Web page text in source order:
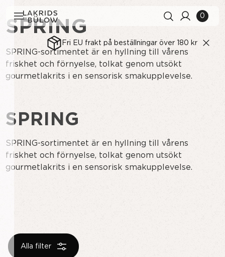
SPRING
SPRING-sortimentet är en hyllning till vårens
friskhet och förnyelse, tolkat genom utsökt
gourmetlakrits i en sensorisk smakupplevelse.
SPRING
SPRING-sortimentet är en hyllning till vårens
friskhet och förnyelse, tolkat genom utsökt
gourmetlakrits i en sensorisk smakupplevelse.
0
Fri EU frakt på beställningar över 180 kr
Alla filter